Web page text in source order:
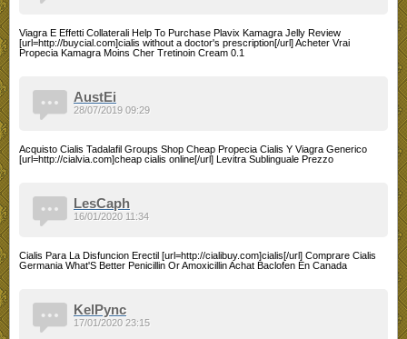
Viagra E Effetti Collaterali Help To Purchase Plavix Kamagra Jelly Review
[url=http://buycial.com]cialis without a doctor's prescription[/url] Acheter Vrai
Propecia Kamagra Moins Cher Tretinoin Cream 0.1
AustEi
Acquisto Cialis Tadalafil Groups Shop Cheap Propecia Cialis Y Viagra Generico
[url=http://cialvia.com]cheap cialis online[/url] Levitra Sublinguale Prezzo
28/07/2019 09:29
LesCaph
Cialis Para La Disfuncion Erectil [url=http://cialibuy.com]cialis[/url] Comprare Cialis
Germania What'S Better Penicillin Or Amoxicillin Achat Baclofen En Canada
16/01/2020 11:34
KelPync
17/01/2020 23:15